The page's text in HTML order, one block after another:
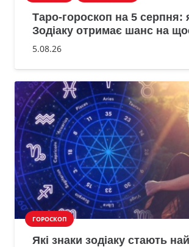
Таро-гороскоп на 5 серпня:
Зодіаку отримає шанс на
5.08.26
ГОРОСКОП
Які знаки зодіаку стають